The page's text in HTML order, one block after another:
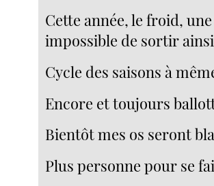
Cette année, le froid,
impossible de sortir ainsi
Cycle des saisons à
Encore et toujours
Bientôt mes os seront
Plus personne pour se